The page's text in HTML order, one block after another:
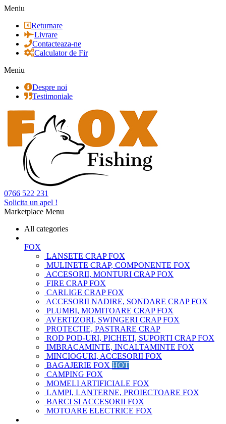
Meniu
Returnare
Livrare
Contacteaza-ne
Calculator de Fir
Meniu
Despre noi
Testimoniale
0766 522 231
Solicita un apel !
Marketplace Menu
All categories
FOX
LANSETE CRAP FOX
MULINETE CRAP, COMPONENTE FOX
ACCESORII, MONTURI CRAP FOX
FIRE CRAP FOX
CARLIGE CRAP FOX
ACCESORII NADIRE, SONDARE CRAP FOX
PLUMBI, MOMITOARE CRAP FOX
AVERTIZORI, SWINGERI CRAP FOX
PROTECTIE, PASTRARE CRAP
ROD POD-URI, PICHETI, SUPORTI CRAP FOX
IMBRACAMINTE, INCALTAMINTE FOX
MINCIOGURI, ACCESORII FOX
BAGAJERIE FOX HOT
CAMPING FOX
MOMELI ARTIFICIALE FOX
LAMPI, LANTERNE, PROIECTOARE FOX
BARCI SI ACCESORII FOX
MOTOARE ELECTRICE FOX